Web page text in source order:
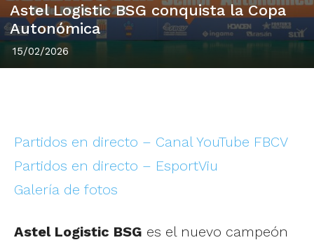
Astel Logistic BSG conquista la Copa
Autonómica
15/02/2026
Partidos en directo – Canal YouTube FBCV
Partidos en directo – EsportViu
Galería de fotos
Astel Logistic BSG es el nuevo campeón